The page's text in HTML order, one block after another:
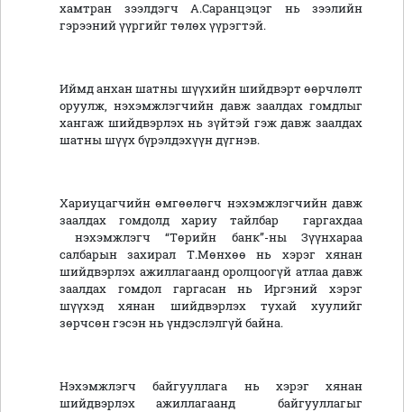
хамтран зээлдэгч А.Саранцэцэг нь зээлийн
гэрээний үүргийг төлөх үүрэгтэй.
Иймд анхан шатны шүүхийн шийдвэрт өөрчлөлт
оруулж, нэхэмжлэгчийн давж заалдах гомдлыг
хангаж шийдвэрлэх нь зүйтэй гэж давж заалдах
шатны шүүх бүрэлдэхүүн дүгнэв.
Хариуцагчийн өмгөөлөгч нэхэмжлэгчийн давж
заалдах гомдолд хариу тайлбар гаргахдаа
нэхэмжлэгч “Төрийн банк”-ны Зүүнхараа
салбарын захирал Т.Мөнхөө нь хэрэг хянан
шийдвэрлэх ажиллагаанд оролцоогүй атлаа давж
заалдах гомдол гаргасан нь Иргэний хэрэг
шүүхэд хянан шийдвэрлэх тухай хуулийг
зөрчсөн гэсэн нь үндэслэлгүй байна.
Нэхэмжлэгч байгууллага нь хэрэг хянан
шийдвэрлэх ажиллагаанд байгууллагыг